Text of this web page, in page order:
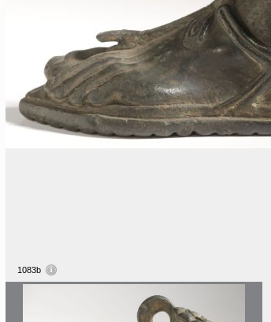
1083b